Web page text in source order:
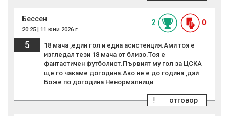
Бессен
20:25 | 11 юни 2026 г.
2 0
5
18 мача ,един гол и една асистенция.Ами тоя е
изгледал тези 18 мача от близо.Тоя е
фантастичен футболист.Първият му гол за ЦСКА
ще го чакаме догодина.Ако не е до година ,дай
Боже по догодина Ненормалници
отговор
!